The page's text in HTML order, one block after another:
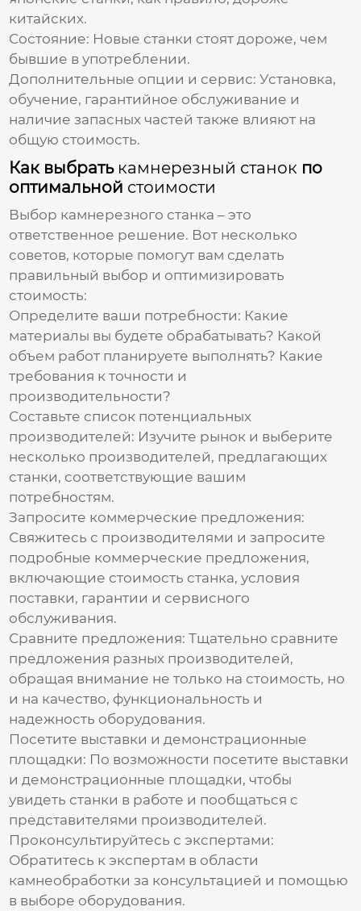
китайских.
Состояние: Новые станки стоят дороже, чем
бывшие в употреблении.
Дополнительные опции и сервис: Установка,
обучение, гарантийное обслуживание и
наличие запасных частей также влияют на
общую стоимость.
Как выбрать камнерезный станок по
оптимальной стоимости
Выбор камнерезного станка – это
ответственное решение. Вот несколько
советов, которые помогут вам сделать
правильный выбор и оптимизировать
стоимость:
Определите ваши потребности: Какие
материалы вы будете обрабатывать? Какой
объем работ планируете выполнять? Какие
требования к точности и
производительности?
Составьте список потенциальных
производителей: Изучите рынок и выберите
несколько производителей, предлагающих
станки, соответствующие вашим
потребностям.
Запросите коммерческие предложения:
Свяжитесь с производителями и запросите
подробные коммерческие предложения,
включающие стоимость станка, условия
поставки, гарантии и сервисного
обслуживания.
Сравните предложения: Тщательно сравните
предложения разных производителей,
обращая внимание не только на стоимость, но
и на качество, функциональность и
надежность оборудования.
Посетите выставки и демонстрационные
площадки: По возможности посетите выставки
и демонстрационные площадки, чтобы
увидеть станки в работе и пообщаться с
представителями производителей.
Проконсультируйтесь с экспертами:
Обратитесь к экспертам в области
камнеобработки за консультацией и помощью
в выборе оборудования.